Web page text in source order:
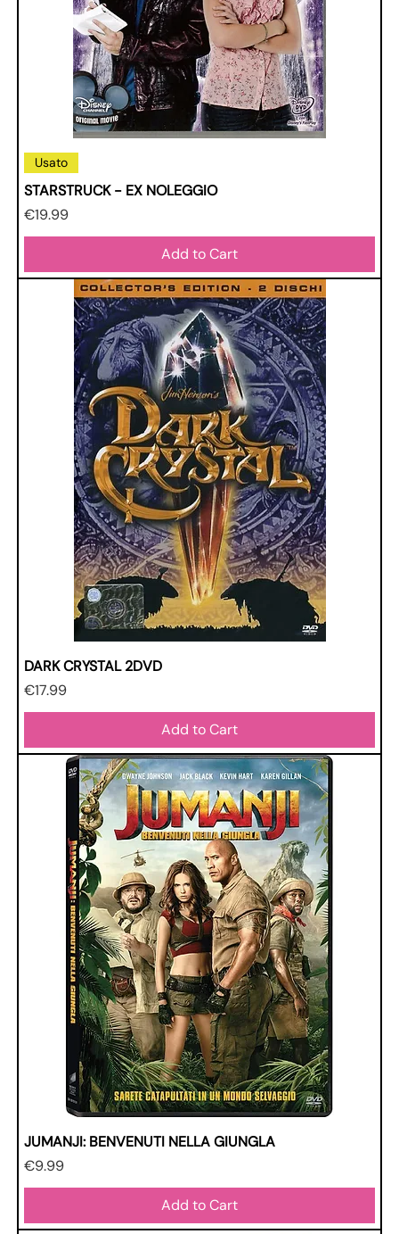
Usato
STARSTRUCK - EX NOLEGGIO
Price
€19.99
Add to Cart
DARK CRYSTAL 2DVD
Price
€17.99
Add to Cart
JUMANJI: BENVENUTI NELLA GIUNGLA
Price
€9.99
Add to Cart